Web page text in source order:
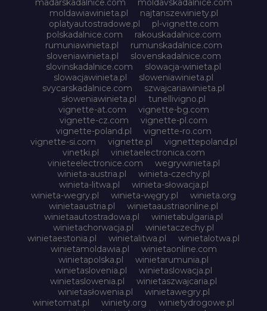
madarskadalnice.com
moldavskadalnice.com
moldawiawinieta.pl
najtanszewiniety.pl
oplatyautostradowe.pl
pl-vignette.com
polskadalnice.com
rakouskadalnice.com
rumuniawinieta.pl
rumunskadalnice.com
sloveniawinieta.pl
slovenskadalnice.com
slovinskadalnice.com
slowacja-winieta.pl
slowacjawinieta.pl
sloweniawinieta.pl
svycarskadalnice.com
szwajcariawinieta.pl
słoweniawinieta.pl
tunellivigno.pl
vignette-at.com
vignette-bg.com
vignette-cz.com
vignette-pl.com
vignette-poland.pl
vignette-ro.com
vignette-si.com
vignette.pl
vignettepoland.pl
vinetki.pl
vinietaelectronica.com
vinieteelectronice.com
wegrywinieta.pl
winieta-austria.pl
winieta-czechy.pl
winieta-litwa.pl
winieta-słowacja.pl
winieta-wegry.pl
winieta-węgry.pl
winieta.org
winietaaustria.pl
winietaaustriaonline.pl
winietaautostradowa.pl
winietabulgaria.pl
winietachorwacja.pl
winietaczechy.pl
winietaestonia.pl
winietalitwa.pl
winietalotwa.pl
winietamoldawia.pl
winietaonline.com
winietapolska.pl
winietarumunia.pl
winietaslovenia.pl
winietaslowacja.pl
winietaslowenia.pl
winietaszwajcaria.pl
winietasłowenia.pl
winietawegry.pl
winietomat.pl
winiety.org
winietydrogowe.pl